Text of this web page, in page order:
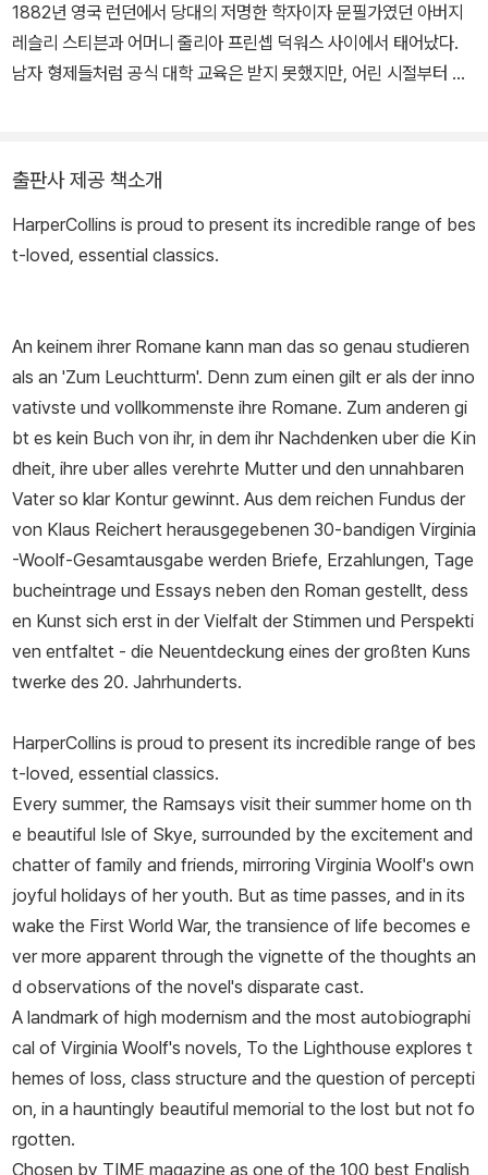
1882년 영국 런던에서 당대의 저명한 학자이자 문필가였던 아버지
레슬리 스티븐과 어머니 줄리아 프린셉 덕워스 사이에서 태어났다.
남자 형제들처럼 공식 대학 교육은 받지 못했지만, 어린 시절부터 아
화가인 언니 버네사와 함께 블룸즈버리로 이사하여 그곳에서 케임브
리지 대학교 출신의 지식인, 예술가 들과 교류하기 시작했다. 울프가
주축이 되어 활동한 이 모임은 훗날 <블룸즈버리 그룹>으로 알려진
간했다. 1915년에 첫 소설 『출항』을 발표한 후 『밤과 낮』(1919)을
거쳐 실험적인 성격을 띤 『제이컵의 방』(1922)을 발표해 큰 반향을
일으켰다. 이후 평론, 집필, 강연 등 활발한 활동을 펼쳤으며, 모더니
즘 문학의 걸작으로 평가받는 『댈러웨이 부인』(1925), 『등대로』(19
27), 『올랜도』(1928), 『파도』(1931) 등의 소설들과 페미니즘 필독
서가 되다시피 한 『자기만의 방』(1929) 등 여러 편의 산문들을 발표
했다. 제2차 세계 대전이 발발하면서 시골집으로 피신했지만, 심해지
는 정신 질환으로 고통받다가 1941년 3월 이른 아침 강가로 나가 스
스로 생을 마감했다. 제임스 조이스, 마르셀 프루스트 등과 함께 20
세기 모더니즘 문학의 거장으로 손꼽히는 버지니아 울프는, 오늘날
영문학의 기념비적 작가이자 페미니즘 비평의 선구자로 평가받는다.
출판사 제공 책소개
HarperCollins is proud to present its incredible range of bes
t-loved, essential classics.
An keinem ihrer Romane kann man das so genau studieren
als an 'Zum Leuchtturm'. Denn zum einen gilt er als der inno
vativste und vollkommenste ihre Romane. Zum anderen gi
bt es kein Buch von ihr, in dem ihr Nachdenken uber die Kin
dheit, ihre uber alles verehrte Mutter und den unnahbaren
Vater so klar Kontur gewinnt. Aus dem reichen Fundus der
von Klaus Reichert herausgegebenen 30-bandigen Virginia
-Woolf-Gesamtausgabe werden Briefe, Erzahlungen, Tage
bucheintrage und Essays neben den Roman gestellt, dess
en Kunst sich erst in der Vielfalt der Stimmen und Perspekti
ven entfaltet - die Neuentdeckung eines der großten Kuns
twerke des 20. Jahrhunderts.
HarperCollins is proud to present its incredible range of bes
t-loved, essential classics.
Every summer, the Ramsays visit their summer home on th
e beautiful Isle of Skye, surrounded by the excitement and
chatter of family and friends, mirroring Virginia Woolf's own
joyful holidays of her youth. But as time passes, and in its
wake the First World War, the transience of life becomes e
ver more apparent through the vignette of the thoughts an
d observations of the novel's disparate cast.
A landmark of high modernism and the most autobiographi
cal of Virginia Woolf's novels, To the Lighthouse explores t
hemes of loss, class structure and the question of percepti
on, in a hauntingly beautiful memorial to the lost but not fo
rgotten.
Chosen by TIME magazine as one of the 100 best English